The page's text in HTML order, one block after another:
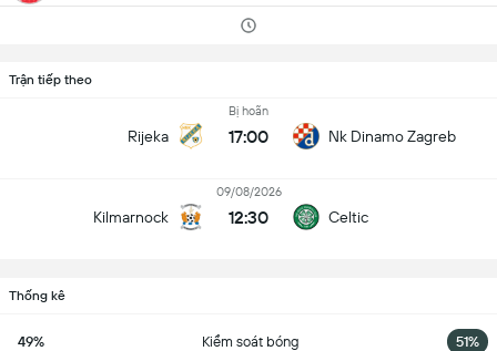
Trận tiếp theo
Rijeka
Bị hoãn
17:00 Nk Dinamo Zagreb
Kilmarnock
09/08/2026
12:30 Celtic
Thống kê
49% Kiểm soát bóng 51%